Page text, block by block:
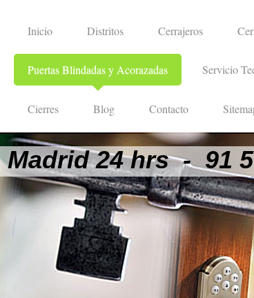
Inicio Distritos Cerrajeros
Puertas Blindadas y Acorazadas Servicio
Cierres Blog Contacto
24 hrs - 91